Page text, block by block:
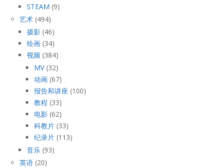
STEAM (9)
艺术 (494)
摄影 (46)
绘画 (34)
视频 (384)
MV(32)
动画 (67)
报告和讲座 (100)
教程 (33)
电影 (62)
科教片 (33)
纪录片 (113)
音乐 (93)
英语 (20)